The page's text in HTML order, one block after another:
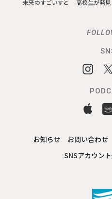
未来のすごいすと 高校生が発
お知らせ お問い合わせ
SNSアカウン